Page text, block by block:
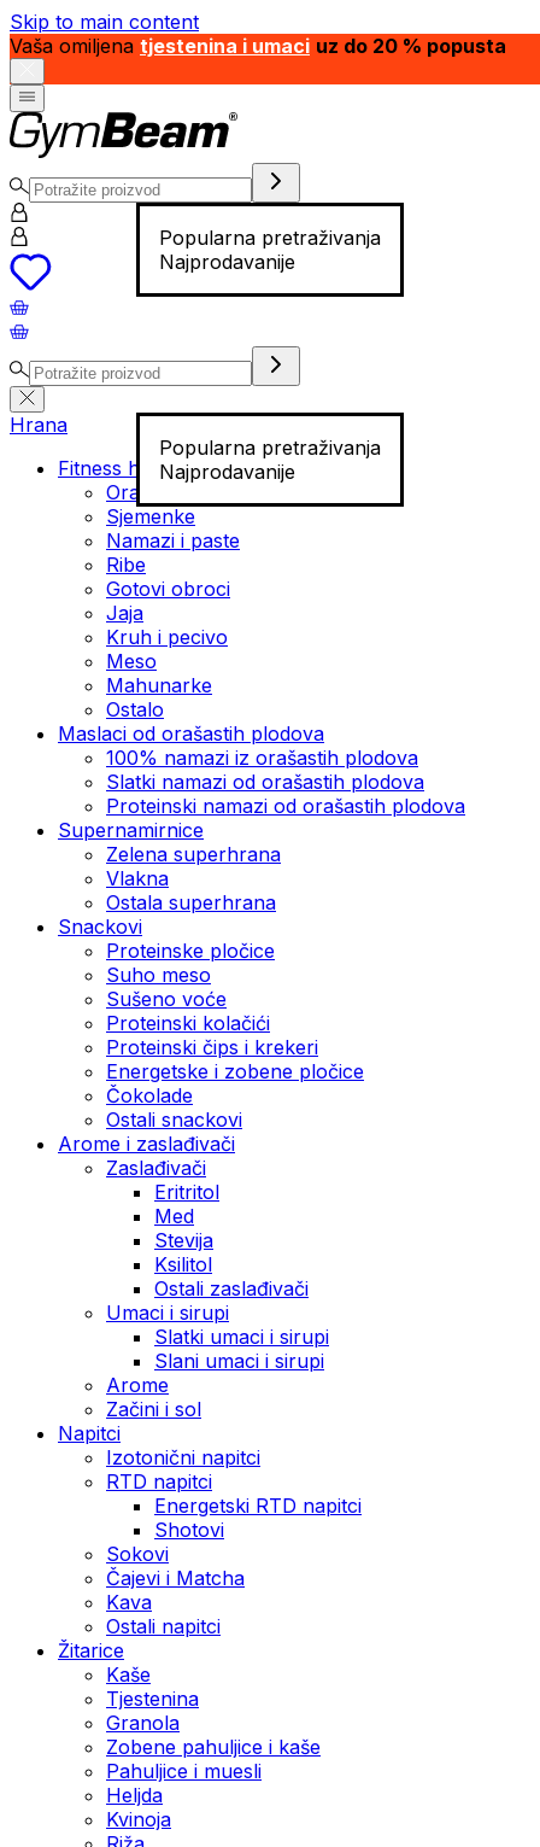
Skip to main content
Vaša omiljena tjestenina i umaci uz do 20 % popusta
Popularna pretraživanja
Najprodavanije
Popularna pretraživanja
Najprodavanije
Hrana
Fitness hrana
Orašasti plodovi
Sjemenke
Namazi i paste
Ribe
Gotovi obroci
Jaja
Kruh i pecivo
Meso
Mahunarke
Ostalo
Maslaci od orašastih plodova
100% namazi iz orašastih plodova
Slatki namazi od orašastih plodova
Proteinski namazi od orašastih plodova
Supernamirnice
Zelena superhrana
Vlakna
Ostala superhrana
Snackovi
Proteinske pločice
Suho meso
Sušeno voće
Proteinski kolačići
Proteinski čips i krekeri
Energetske i zobene pločice
Čokolade
Ostali snackovi
Arome i zaslađivači
Zaslađivači
Eritritol
Med
Stevija
Ksilitol
Ostali zaslađivači
Umaci i sirupi
Slatki umaci i sirupi
Slani umaci i sirupi
Arome
Začini i sol
Napitci
Izotonični napitci
RTD napitci
Energetski RTD napitci
Shotovi
Sokovi
Čajevi i Matcha
Kava
Ostali napitci
Žitarice
Kaše
Tjestenina
Granola
Zobene pahuljice i kaše
Pahuljice i muesli
Heljda
Kvinoja